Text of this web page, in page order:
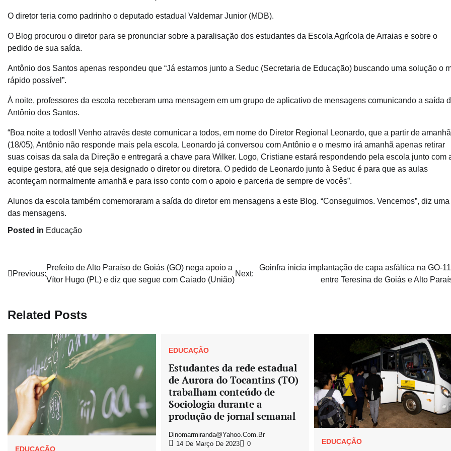
O diretor teria como padrinho o deputado estadual Valdemar Junior (MDB).
O Blog procurou o diretor para se pronunciar sobre a paralisação dos estudantes da Escola Agrícola de Arraias e sobre o
pedido de sua saída.
Antônio dos Santos apenas respondeu que “Já estamos junto a Seduc (Secretaria de Educação) buscando uma solução o
rápido possível”.
À noite, professores da escola receberam uma mensagem em um grupo de aplicativo de mensagens comunicando a saída
Antônio dos Santos.
“Boa noite a todos!! Venho através deste comunicar a todos, em nome do Diretor Regional Leonardo, que a partir de amanhã
(18/05), Antônio não responde mais pela escola. Leonardo já conversou com Antônio e o mesmo irá amanhã apenas retirar
suas coisas da sala da Direção e entregará a chave para Wilker. Logo, Cristiane estará respondendo pela escola junto com
equipe gestora, até que seja designado o diretor ou diretora. O pedido de Leonardo junto à Seduc é para que as aulas
aconteçam normalmente amanhã e para isso conto com o apoio e parceria de sempre de vocês”.
Alunos da escola também comemoraram a saída do diretor em mensagens a este Blog. “Conseguimos. Vencemos”, diz uma
das mensagens.
Posted in Educação
Navegação
Previous:
Prefeito de Alto Paraíso de Goiás (GO) nega apoio a
Vítor Hugo (PL) e diz que segue com Caiado (União)
Next:
Goinfra inicia implantação de capa asfáltica na GO-
entre Teresina de Goiás e Alto
Related Posts
EDUCAÇÃO
EDUCAÇÃO
Estudantes da rede estadual
de Aurora do Tocantins (TO)
trabalham conteúdo de
Sociologia durante a
produção de jornal semanal
Dinomarmiranda@yahoo.com.br
14 De Março De 2023
0 EDUCAÇÃO